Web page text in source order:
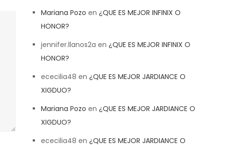
Mariana Pozo en ¿QUE ES MEJOR INFINIX O
HONOR?
jennifer.llanos2a en ¿QUE ES MEJOR INFINIX O
HONOR?
ececilia48 en ¿QUE ES MEJOR JARDIANCE O
XIGDUO?
Mariana Pozo en ¿QUE ES MEJOR JARDIANCE O
XIGDUO?
ececilia48 en ¿QUE ES MEJOR JARDIANCE O